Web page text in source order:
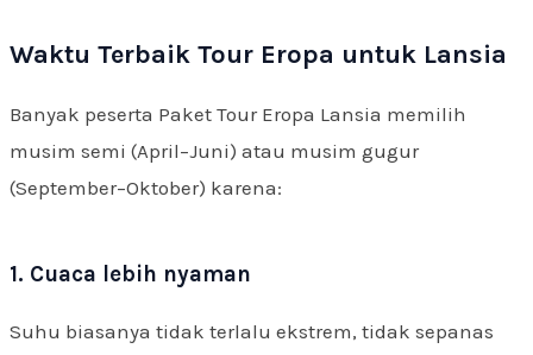
Waktu Terbaik Tour Eropa untuk Lansia
Banyak peserta Paket Tour Eropa Lansia memilih
musim semi (April–Juni) atau musim gugur
(September–Oktober) karena:
1. Cuaca lebih nyaman
Suhu biasanya tidak terlalu ekstrem, tidak sepanas